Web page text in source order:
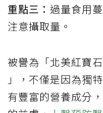
重點三： 過量食用
注意攝取量。
被譽為「北美紅寶
」，不僅是因為獨
有豐富的營養成分